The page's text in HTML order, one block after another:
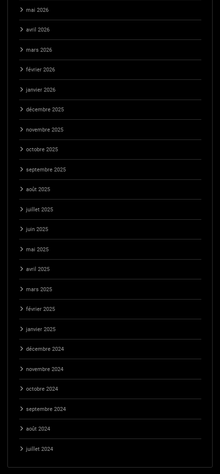
mai 2026
avril 2026
mars 2026
février 2026
janvier 2026
décembre 2025
novembre 2025
octobre 2025
septembre 2025
août 2025
juillet 2025
juin 2025
mai 2025
avril 2025
mars 2025
février 2025
janvier 2025
décembre 2024
novembre 2024
octobre 2024
septembre 2024
août 2024
juillet 2024